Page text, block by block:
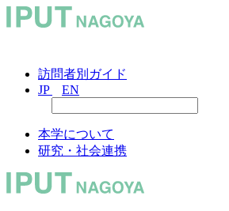
訪問者別ガイド
JP
EN
本学について
研究・社会連携